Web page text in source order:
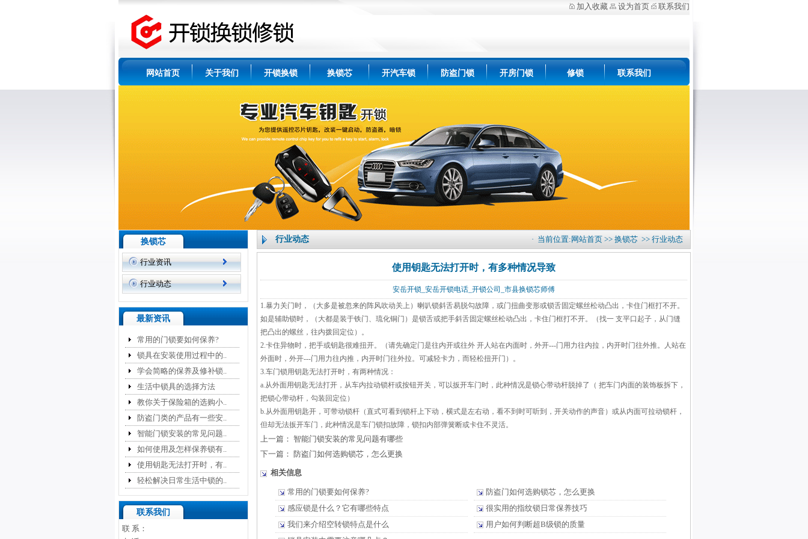
加入收藏 设为首页 联系我们
网站首页 关于我们 开锁换锁 换锁芯 开汽车锁 防盗门锁 开房门锁 修锁 联系我们
换锁芯
行业资讯
行业动态
最新资讯
常用的门锁要如何保养?
锁具在安装使用过程中的..
学会简略的保养及修补锁..
生活中锁具的选择方法
教你关于保险箱的选购小..
防盗门类的产品有一些安..
智能门锁安装的常见问题..
如何使用及怎样保养锁有..
使用钥匙无法打开时，有..
轻松解决日常生活中锁的..
联系我们
联 系：
行业动态 · 当前位置: 网站首页 >> 换锁芯 >> 行业动态
使用钥匙无法打开时，有多种情况导致
安岳开锁_安岳开锁电话_开锁公司_市县换锁芯师傅
1.暴力关门时，（大多是被忽来的阵风吹动关上）喇叭锁斜舌易脱勾故障，或门扭曲变形或锁舌固定螺丝松动凸出，卡住门框打不开。
如是辅助锁时，（大都是装于铁门、琉化铜门）是锁舌或把手斜舌固定螺丝松动凸出，卡住门框打不开。（找一 支平口起子，从门缝
把凸出的螺丝，往内拨回定位）。
2.卡住异物时，把手或钥匙很难扭开。（请先确定门是往内开或往外 开人站在内面时，外开---门用力往内拉，内开时门往外推。人站在
外面时，外开---门用力往内推，内开时门往外拉。可减轻卡力，而轻松扭开门）。
3.车门锁用钥匙无法打开时，有两种情况：
a.从外面用钥匙无法打开，从车内拉动锁杆或按钮开关，可以扳开车门时，此种情况是锁心带动杆脱掉了（ 把车门内面的装饰板拆下，
把锁心带动杆，勾装回定位）
b.从外面用钥匙开，可带动锁杆（直式可看到锁杆上下动，横式是左右动，看不到时可听到，开关动作的声音）或从内面可拉动锁杆，
但却无法扳开车门，此种情况是车门锁扣故障，锁扣内部弹簧断或卡住不灵活。
上一篇： 智能门锁安装的常见问题有哪些
下一篇：
防盗门如何选购锁芯，怎么更换
相关信息
常用的门锁要如何保养?
防盗门如何选购锁芯，怎么更换
感应锁是什么？它有哪些特点
很实用的指纹锁日常保养技巧
我们来介绍空转锁特点是什么
用户如何判断超B级锁的质量